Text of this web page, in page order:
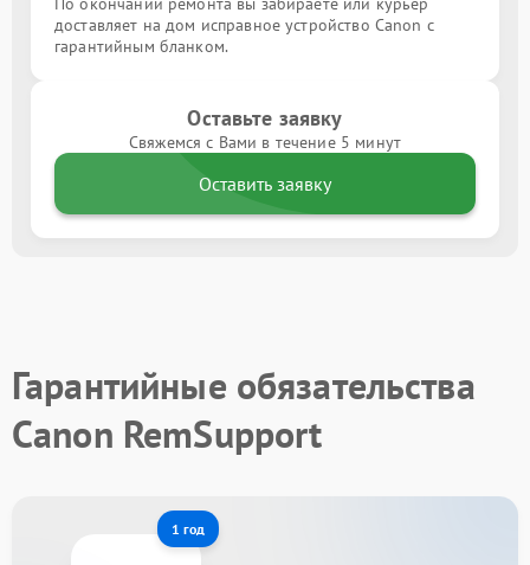
доставляет на дом исправное устройство Canon с
гарантийным бланком.
Оставьте заявку
Свяжемся с Вами в течение 5 минут
Оставить заявку
Гарантийные обязательства
Canon RemSupport
1 год